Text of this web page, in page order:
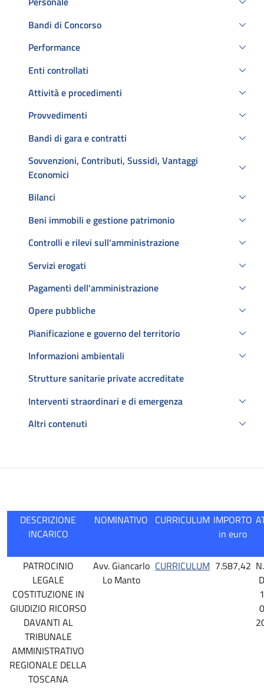
Bandi di Concorso
Performance
Enti controllati
Attività e procedimenti
Provvedimenti
Bandi di gara e contratti
Sovvenzioni, Contributi, Sussidi, Vantaggi
Economici
Bilanci
Beni immobili e gestione patrimonio
Controlli e rilevi sull'amministrazione
Servizi erogati
Pagamenti dell'amministrazione
Opere pubbliche
Pianificazione e governo del territorio
Informazioni ambientali
Strutture sanitarie private accreditate
Interventi straordinari e di emergenza
Altri contenuti
DESCRIZIONE
INCARICO
NOMINATIVO CURRICULUM IMPORTO
in euro
PATROCINIO
LEGALE
COSTITUZIONE IN
GIUDIZIO RICORSO
DAVANTI AL
TRIBUNALE
AMMINISTRATIVO
REGIONALE DELLA
TOSCANA
Avv. Giancarlo
Lo Manto
CURRICULUM 7.587,42